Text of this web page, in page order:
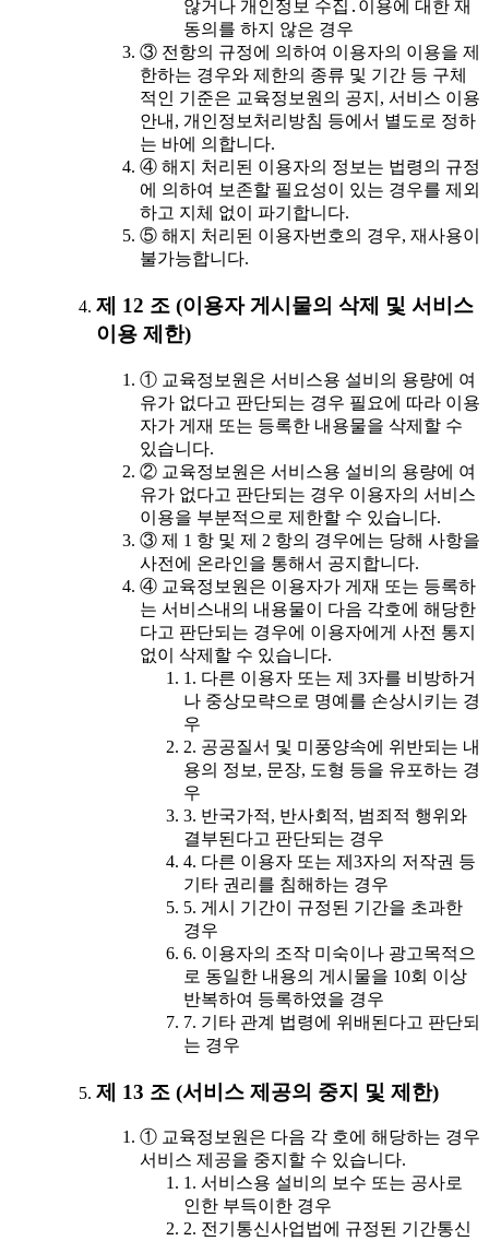
않거나 개인정보 수집․이용에 대한 재
동의를 하지 않은 경우
③ 전항의 규정에 의하여 이용자의 이용을 제
한하는 경우와 제한의 종류 및 기간 등 구체
적인 기준은 교육정보원의 공지, 서비스 이용
안내, 개인정보처리방침 등에서 별도로 정하
는 바에 의합니다.
④ 해지 처리된 이용자의 정보는 법령의 규정
에 의하여 보존할 필요성이 있는 경우를 제외
하고 지체 없이 파기합니다.
⑤ 해지 처리된 이용자번호의 경우, 재사용이
불가능합니다.
제 12 조 (이용자 게시물의 삭제 및 서비스
이용 제한)
① 교육정보원은 서비스용 설비의 용량에 여
유가 없다고 판단되는 경우 필요에 따라 이용
자가 게재 또는 등록한 내용물을 삭제할 수
있습니다.
② 교육정보원은 서비스용 설비의 용량에 여
유가 없다고 판단되는 경우 이용자의 서비스
이용을 부분적으로 제한할 수 있습니다.
③ 제 1 항 및 제 2 항의 경우에는 당해 사항을
사전에 온라인을 통해서 공지합니다.
④ 교육정보원은 이용자가 게재 또는 등록하
는 서비스내의 내용물이 다음 각호에 해당한
다고 판단되는 경우에 이용자에게 사전 통지
없이 삭제할 수 있습니다.
1. 다른 이용자 또는 제 3자를 비방하거
나 중상모략으로 명예를 손상시키는 경
우
2. 공공질서 및 미풍양속에 위반되는 내
용의 정보, 문장, 도형 등을 유포하는 경
우
3. 반국가적, 반사회적, 범죄적 행위와
결부된다고 판단되는 경우
4. 다른 이용자 또는 제3자의 저작권 등
기타 권리를 침해하는 경우
5. 게시 기간이 규정된 기간을 초과한
경우
6. 이용자의 조작 미숙이나 광고목적으
로 동일한 내용의 게시물을 10회 이상
반복하여 등록하였을 경우
7. 기타 관계 법령에 위배된다고 판단되
는 경우
제 13 조 (서비스 제공의 중지 및 제한)
① 교육정보원은 다음 각 호에 해당하는 경우
서비스 제공을 중지할 수 있습니다.
1. 서비스용 설비의 보수 또는 공사로
인한 부득이한 경우
2. 전기통신사업법에 규정된 기간통신